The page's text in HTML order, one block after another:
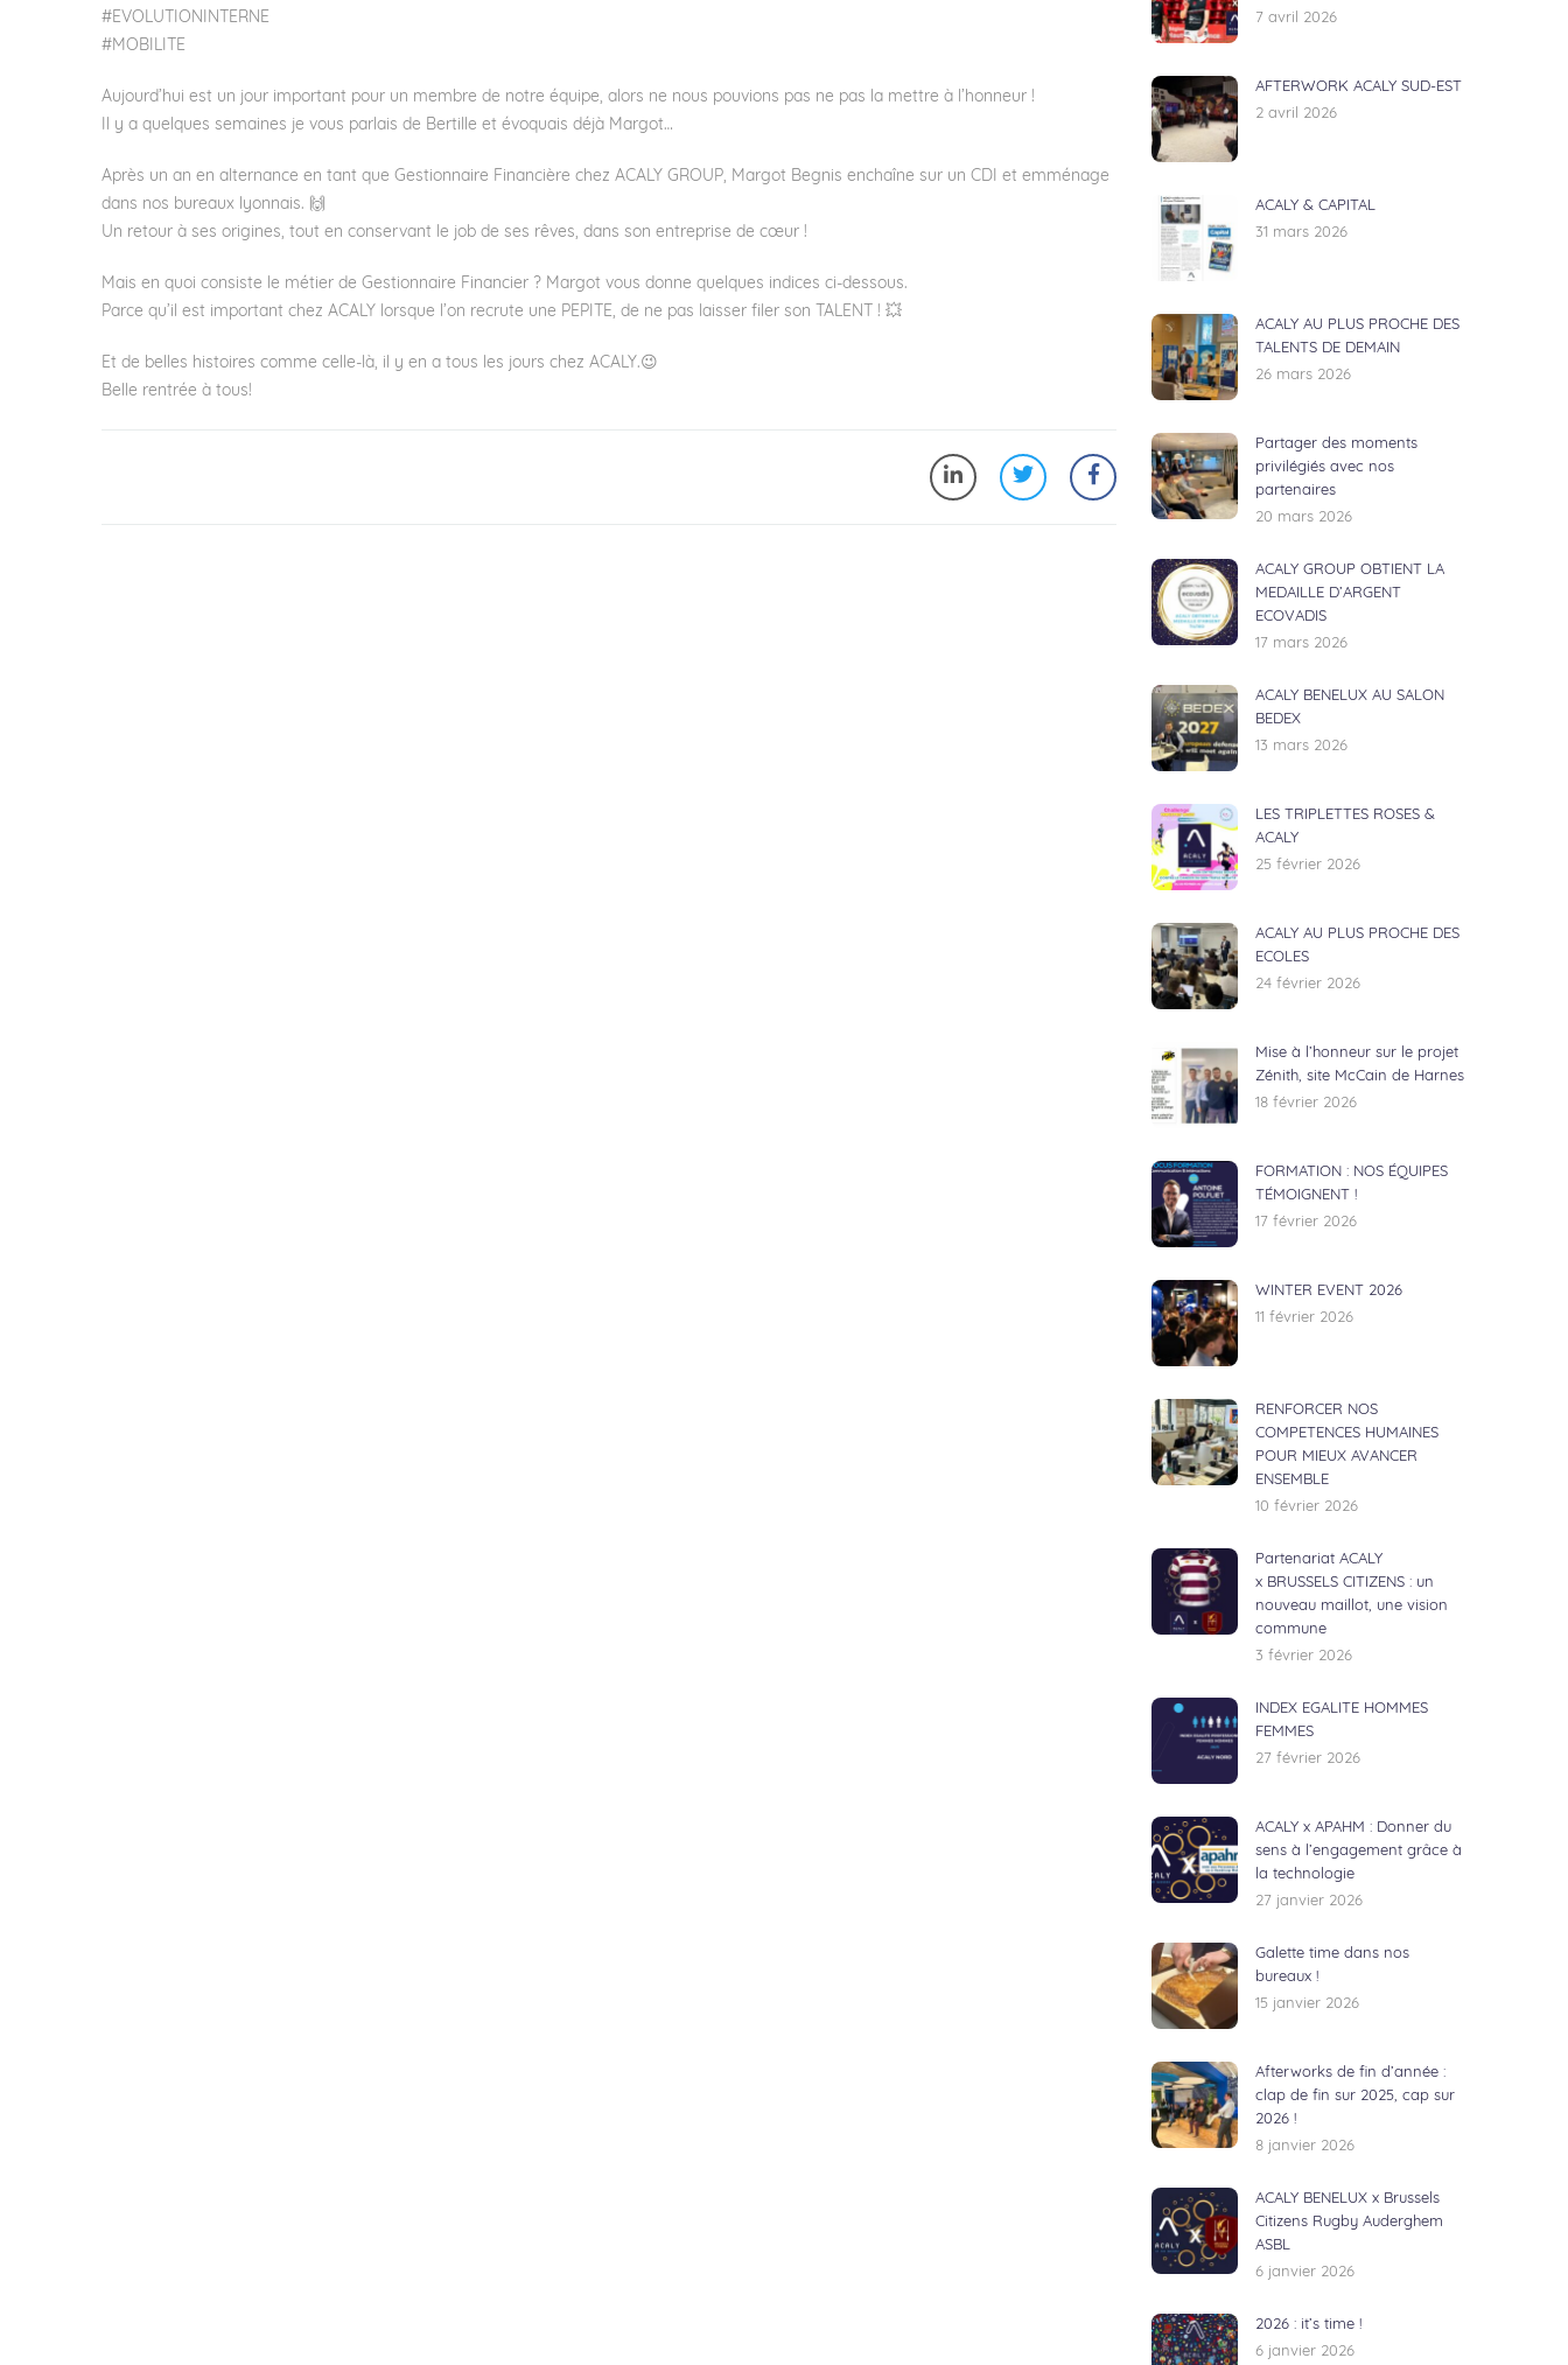
#EVOLUTIONINTERNE
#MOBILITE
Aujourd’hui est un jour important pour un membre de notre équipe, alors ne nous pouvions pas ne pas la mettre à l’honneur !
Il y a quelques semaines je vous parlais de Bertille et évoquais déjà Margot…
Après un an en alternance en tant que Gestionnaire Financière chez ACALY GROUP, Margot Begnis enchaîne sur un CDI et emménage
dans nos bureaux lyonnais. 🙌
Un retour à ses origines, tout en conservant le job de ses rêves, dans son entreprise de cœur !
Mais en quoi consiste le métier de Gestionnaire Financier ? Margot vous donne quelques indices ci-dessous.
Parce qu’il est important chez ACALY lorsque l’on recrute une PEPITE, de ne pas laisser filer son TALENT ! 💥
Et de belles histoires comme celle-là, il y en a tous les jours chez ACALY.😉
Belle rentrée à tous!
7 avril 2026
AFTERWORK ACALY SUD-EST
2 avril 2026
ACALY & CAPITAL
31 mars 2026
ACALY AU PLUS PROCHE DES
TALENTS DE DEMAIN
26 mars 2026
Partager des moments
privilégiés avec nos
partenaires
20 mars 2026
ACALY GROUP OBTIENT LA
MEDAILLE D’ARGENT
ECOVADIS
17 mars 2026
ACALY BENELUX AU SALON
BEDEX
13 mars 2026
LES TRIPLETTES ROSES &
ACALY
25 février 2026
ACALY AU PLUS PROCHE DES
ECOLES
24 février 2026
Mise à l’honneur sur le projet
Zénith, site McCain de Harnes
18 février 2026
FORMATION : NOS ÉQUIPES
TÉMOIGNENT !
17 février 2026
WINTER EVENT 2026
11 février 2026
RENFORCER NOS
COMPETENCES HUMAINES
POUR MIEUX AVANCER
ENSEMBLE
10 février 2026
Partenariat ACALY
x BRUSSELS CITIZENS : un
nouveau maillot, une vision
commune
3 février 2026
INDEX EGALITE HOMMES
FEMMES
27 février 2026
ACALY x APAHM : Donner du
sens à l’engagement grâce à
la technologie
27 janvier 2026
Galette time dans nos
bureaux !
15 janvier 2026
Afterworks de fin d’année :
clap de fin sur 2025, cap sur
2026 !
8 janvier 2026
ACALY BENELUX x Brussels
Citizens Rugby Auderghem
ASBL
6 janvier 2026
2026 : it’s time !
6 janvier 2026